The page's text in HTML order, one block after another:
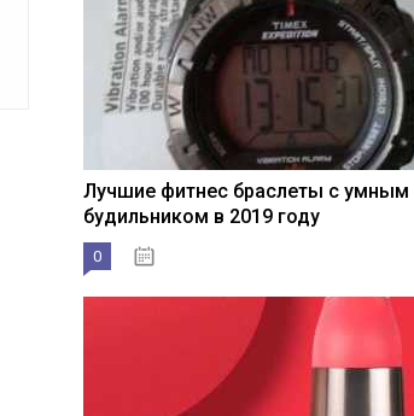
Лучшие фитнес браслеты с умным
будильником в 2019 году
0